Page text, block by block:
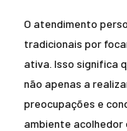
O atendimento
tradicionais por
ativa. Isso significa
não apenas a
preocupações e
ambiente acolhedor